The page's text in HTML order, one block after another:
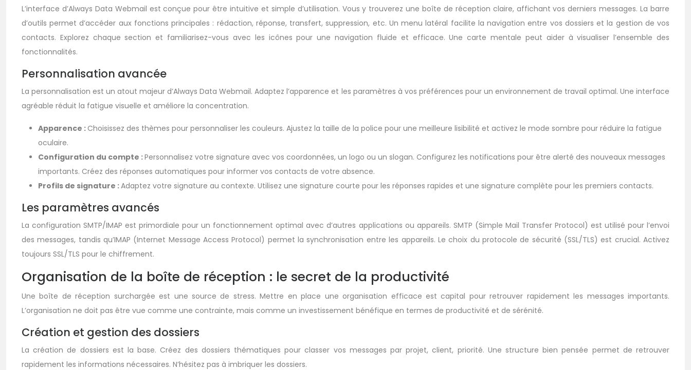
L’interface d’Always Data Webmail est conçue pour être intuitive et simple d’utilisation. Vous y trouverez une boîte de réception claire, affichant vos derniers messages. La barre
d’outils permet d’accéder aux fonctions principales : rédaction, réponse, transfert, suppression, etc. Un menu latéral facilite la navigation entre vos dossiers et la gestion de vos
contacts. Explorez chaque section et familiarisez-vous avec les icônes pour une navigation fluide et efficace. Une carte mentale peut aider à visualiser l’ensemble des
fonctionnalités.
Personnalisation avancée
La personnalisation est un atout majeur d’Always Data Webmail. Adaptez l’apparence et les paramètres à vos préférences pour un environnement de travail optimal. Une interface
agréable réduit la fatigue visuelle et améliore la concentration.
Apparence : Choisissez des thèmes pour personnaliser les couleurs. Ajustez la taille de la police pour une meilleure lisibilité et activez le mode sombre pour réduire la fatigue
oculaire.
Configuration du compte :Personnalisez votre signature avec vos coordonnées, un logo ou un slogan. Configurez les notifications pour être alerté des nouveaux messages
importants. Créez des réponses automatiques pour informer vos contacts de votre absence.
Profils de signature :Adaptez votre signature au contexte. Utilisez une signature courte pour les réponses rapides et une signature complète pour les premiers contacts.
Les paramètres avancés
La configuration SMTP/IMAP est primordiale pour un fonctionnement optimal avec d’autres applications ou appareils. SMTP (Simple Mail Transfer Protocol) est utilisé pour l’envoi
des messages, tandis qu’IMAP (Internet Message Access Protocol) permet la synchronisation entre les appareils. Le choix du protocole de sécurité (SSL/TLS) est crucial. Activez
toujours SSL/TLS pour le chiffrement.
Organisation de la boîte de réception : le secret de la productivité
Une boîte de réception surchargée est une source de stress. Mettre en place une organisation efficace est capital pour retrouver rapidement les messages importants.
L’organisation ne doit pas être vue comme une contrainte, mais comme un investissement bénéfique en termes de productivité et de sérénité.
Création et gestion des dossiers
La création de dossiers est la base. Créez des dossiers thématiques pour classer vos messages par projet, client, priorité. Une structure bien pensée permet de retrouver
rapidement les informations nécessaires. N’hésitez pas à imbriquer les dossiers.